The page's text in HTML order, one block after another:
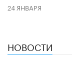
24 ЯНВАРЯ
НОВОСТИ